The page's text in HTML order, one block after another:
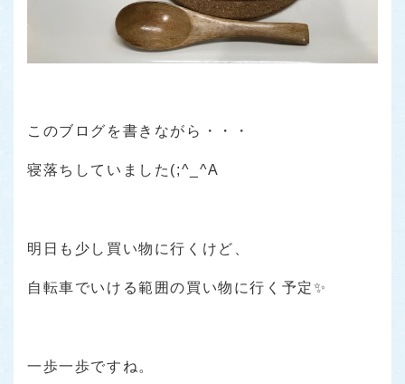
このブログを書きながら・・・
寝落ちしていました(;^_^A
明日も少し買い物に行くけど、
自転車でいける範囲の買い物に行く予定✨
一歩一歩ですね。